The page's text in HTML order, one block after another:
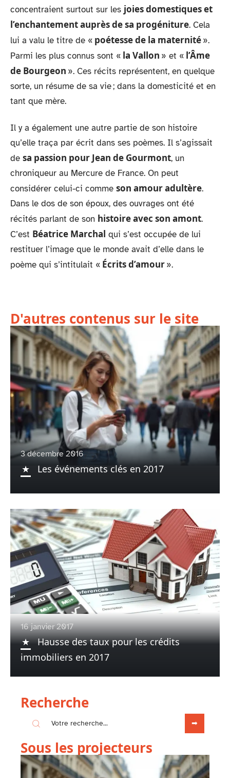
concentraient surtout sur les joies domestiques et
l’enchantement auprès de sa progéniture. Cela
lui a valu le titre de « poétesse de la maternité».
Parmi les plus connus sont « la Vallon » et « l’Âme
de Bourgeon ». Ces récits représentent, en quelque
sorte, un résume de sa vie ; dans la domesticité et en
tant que mère.
Il y a également une autre partie de son histoire
qu’elle traça par écrit dans ses poèmes. Il s’agissait
de sa passion pour Jean de Gourmont, un
chroniqueur au Mercure de France. On peut
considérer celui-ci comme son amour adultère.
Dans le dos de son époux, des ouvrages ont été
récités parlant de son histoire avec son amont.
C’est Béatrice Marchal qui s’est occupée de lui
restituer l’image que le monde avait d’elle dans le
poème qui s’intitulait « Écrits d’amour».
D'autres contenus sur le site
3 décembre 2016
Les événements clés en 2017
16 janvier 2017
Hausse des taux pour les crédits
immobiliers en 2017
Recherche
Sous les projecteurs